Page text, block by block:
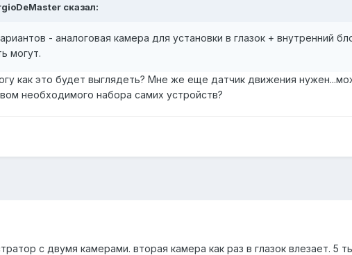
сказал:
- аналоговая камера для установки в глазок + внутренний
могут.
как это будет выглядеть? Мне же еще датчик движения
необходимого набора самих устройств?
с двумя камерами. вторая камера как раз в глазок влезает. 5